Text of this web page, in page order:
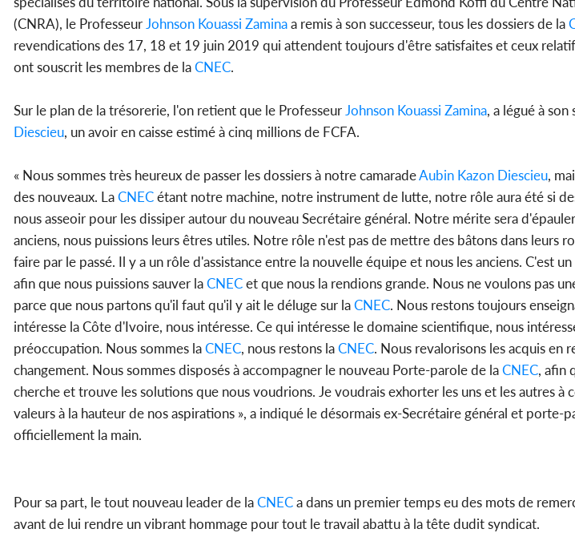
(CNRA), le Professeur Johnson Kouassi Zaminaa remis à son successeur, tous les dossiers de la
revendications des 17, 18 et 19 juin 2019 qui attendent toujours d'être satisfaites et ceux
ont souscrit les membres de laCNEC.
Sur le plan de la trésorerie, l'on retient que le Professeur Johnson Kouassi Zamina, a légué à
Diescieu, un avoir en caisse estimé à cinq millions de FCFA.
« Nous sommes très heureux de passer les dossiers à notre camaradeAubin Kazon Diescieu,
des nouveaux. LaCNECétant notre machine, notre instrument de lutte, notre rôle aura été si
nous asseoir pour les dissiper autour du nouveau Secrétaire général. Notre mérite sera
anciens, nous puissions leurs êtres utiles. Notre rôle n'est pas de mettre des bâtons dans leurs
faire par le passé. Il y a un rôle d'assistance entre la nouvelle équipe et nous les anciens. C'est
afin que nous puissions sauver laCNECet que nous la rendions grande. Nous ne voulons pas
parce que nous partons qu'il faut qu'il y ait le déluge sur laCNEC. Nous restons toujours
intéresse la Côte d'Ivoire, nous intéresse. Ce qui intéresse le domaine scientifique, nous
préoccupation. Nous sommes laCNEC, nous restons laCNEC. Nous revalorisons les acquis en
changement. Nous sommes disposés à accompagner le nouveau Porte-parole de laCNEC, afin
cherche et trouve les solutions que nous voudrions. Je voudrais exhorter les uns et les autres à
valeurs à la hauteur de nos aspirations », a indiqué le désormais ex-Secrétaire général et porte-
officiellement la main.
Pour sa part, le tout nouveau leader de laCNECa dans un premier temps eu des mots de
avant de lui rendre un vibrant hommage pour tout le travail abattu à la tête dudit syndicat.